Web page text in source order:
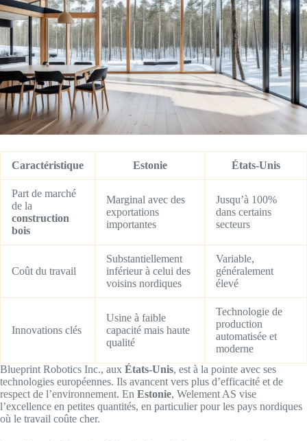
Caractéristique Estonie États-Unis
Part de marché
de la
construction
bois
Marginal avec des
exportations
importantes
Jusqu’à 100%
dans certains
secteurs
Coût du travail
Substantiellement
inférieur à celui des
voisins nordiques
Variable,
généralement
élevé
Innovations clés
Usine à faible
capacité mais haute
qualité
Technologie de
production
automatisée et
moderne
Blueprint Robotics Inc., aux États-Unis, est à la pointe avec ses
technologies européennes. Ils avancent vers plus d’efficacité et de
respect de l’environnement. En Estonie, Welement AS vise
l’excellence en petites quantités, en particulier pour les pays nordiques
où le travail coûte cher.